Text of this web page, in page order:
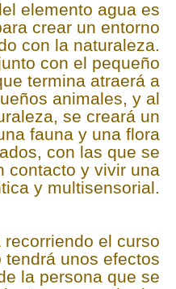
elemento agua es
crear un entorno
con la naturaleza.
con el pequeño
termina atraerá a
animales, y al
se creará un
fauna y una flora
con las que se
contacto y vivir una
y multisensorial.
el curso
unos efectos
la persona que se